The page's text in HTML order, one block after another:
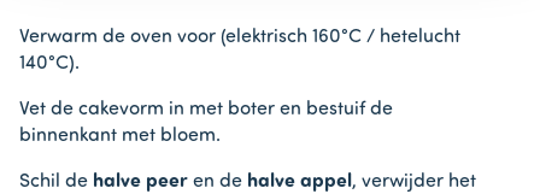
Verwarm de oven voor (elektrisch 160°C / hetelucht
140°C).
Vet de cakevorm in met boter en bestuif de
binnenkant met bloem.
Schil de halve peer en de halve appel, verwijder het